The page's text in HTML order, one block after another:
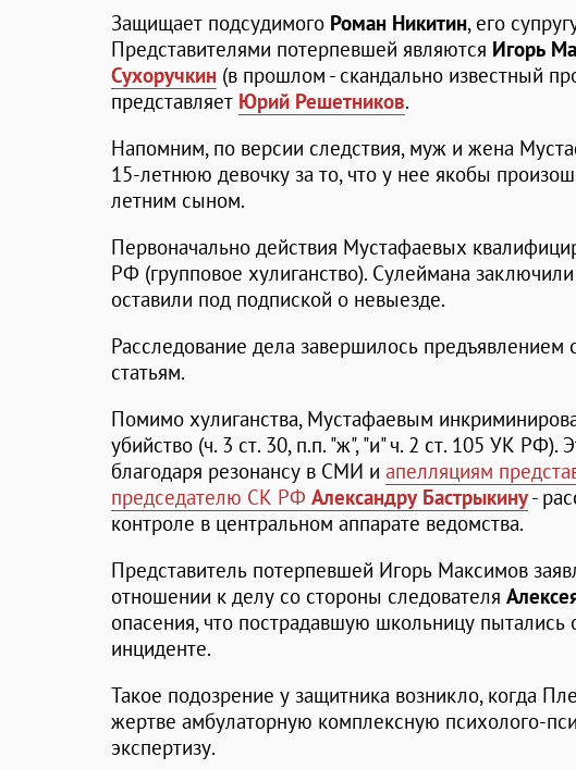
Защищает подсудимого Роман Никитин, его
Представителями потерпевшей являются Игорь
Сухоручкин (в прошлом - скандально известный
представляет Юрий Решетников.
Напомним, по версии следствия, муж и жена
15-летнюю девочку за то, что у нее якобы
летним сыном.
Первоначально действия Мустафаевых
РФ (групповое хулиганство). Сулеймана
оставили под подпиской о невыезде.
Расследование дела завершилось предъявлением
статьям.
Помимо хулиганства, Мустафаевым
убийство (ч. 3 ст. 30, п.п. "ж", "и" ч. 2 ст. 105 УК
благодаря резонансу в СМИ и апелляциям
председателю СК РФ Александру Бастрыкину-
контроле в центральном аппарате ведомства.
Представитель потерпевшей Игорь Максимов
отношении к делу со стороны следователя
опасения, что пострадавшую школьницу пытались
инциденте.
Такое подозрение у защитника возникло, когда
жертве амбулаторную комплексную психолого-
экспертизу.